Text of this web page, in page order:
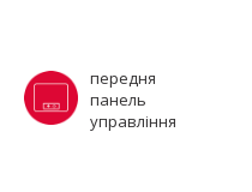
передня
панель
управління